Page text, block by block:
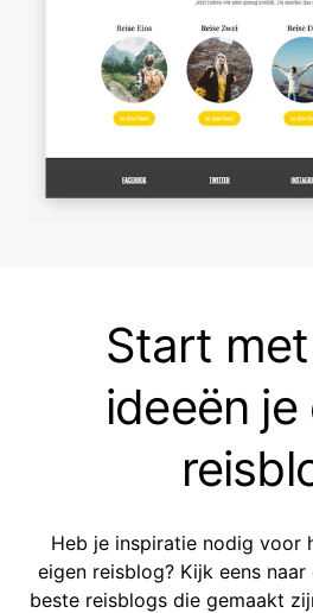
Start
ideeën je
Heb je inspiratie nodig voor
eigen reisblog? Kijk eens
beste reisblogs die gemaakt